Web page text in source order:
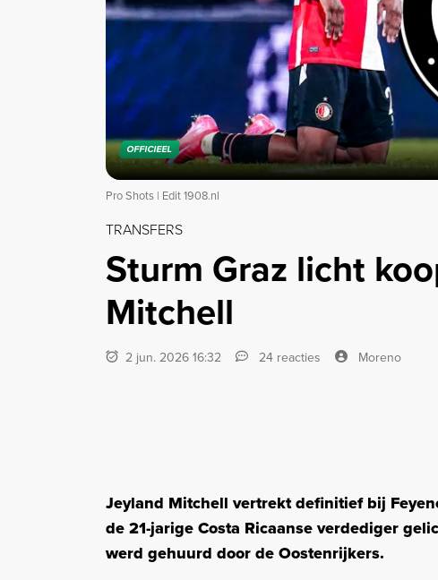
OFFICIEEL
Pro Shots | Edit 1908.nl
TRANSFERS
Sturm Graz licht
Mitchell
2 jun. 2026 16:32 24 reacties Moreno
Jeyland Mitchell vertrekt definitief bij
de 21-jarige Costa Ricaanse verdediger
werd gehuurd door de Oostenrijkers.